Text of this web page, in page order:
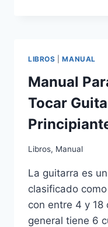
LIBROS |MANUAL
Manual
Tocar
Libros, Manual
La guitarra es
clasificado
con entre 4 y 18
general tiene 6